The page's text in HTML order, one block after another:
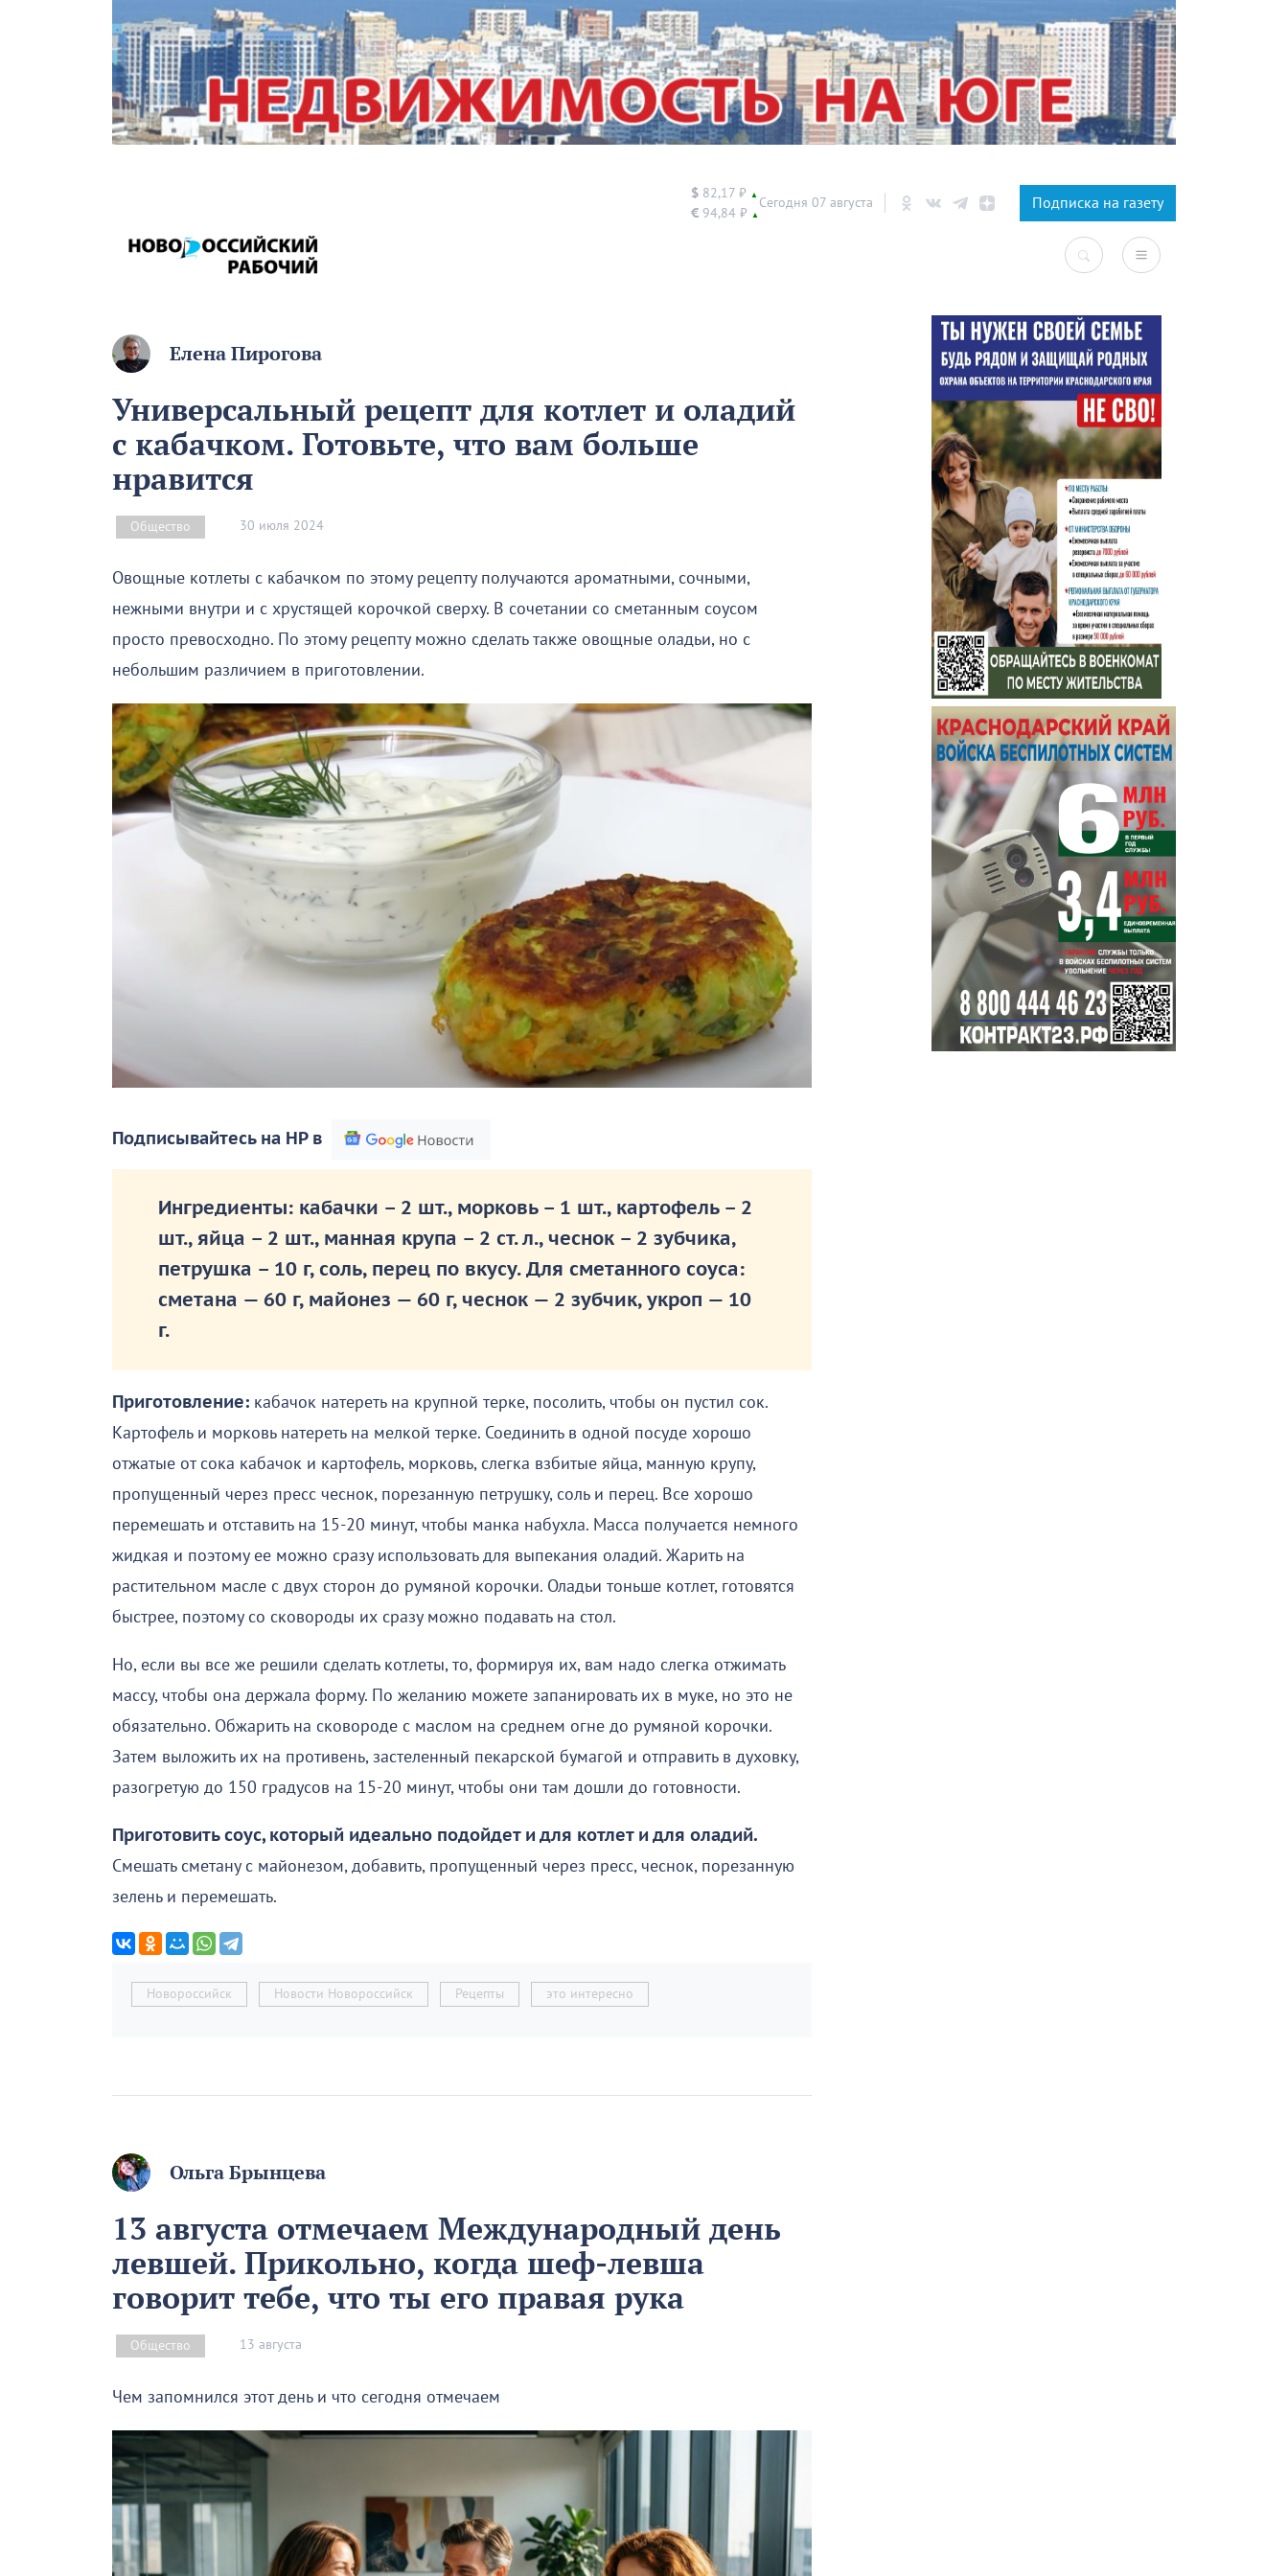
$ 82,17 ₽ ▲
€ 94,84 ₽ ▲
Сегодня 07 августа Подписка на газету
Елена Пирогова
Универсальный рецепт для котлет и оладий
с кабачком. Готовьте, что вам больше
нравится
Общество 30 июля 2024
Овощные котлеты с кабачком по этому рецепту получаются ароматными, сочными,
нежными внутри и с хрустящей корочкой сверху. В сочетании со сметанным соусом
просто превосходно. По этому рецепту можно сделать также овощные оладьи, но с
небольшим различием в приготовлении.
Подписывайтесь на НР в
Ингредиенты: кабачки – 2 шт., морковь – 1 шт., картофель – 2
шт., яйца – 2 шт., манная крупа – 2 ст. л., чеснок – 2 зубчика,
петрушка – 10 г, соль, перец по вкусу. Для сметанного соуса:
сметана — 60 г, майонез — 60 г, чеснок — 2 зубчик, укроп — 10
г.
Приготовление: кабачок натереть на крупной терке, посолить, чтобы он пустил сок.
Картофель и морковь натереть на мелкой терке. Соединить в одной посуде хорошо
отжатые от сока кабачок и картофель, морковь, слегка взбитые яйца, манную крупу,
пропущенный через пресс чеснок, порезанную петрушку, соль и перец. Все хорошо
перемешать и отставить на 15-20 минут, чтобы манка набухла. Масса получается немного
жидкая и поэтому ее можно сразу использовать для выпекания оладий. Жарить на
растительном масле с двух сторон до румяной корочки. Оладьи тоньше котлет, готовятся
быстрее, поэтому со сковороды их сразу можно подавать на стол.
Но, если вы все же решили сделать котлеты, то, формируя их, вам надо слегка отжимать
массу, чтобы она держала форму. По желанию можете запанировать их в муке, но это не
обязательно. Обжарить на сковороде с маслом на среднем огне до румяной корочки.
Затем выложить их на противень, застеленный пекарской бумагой и отправить в духовку,
разогретую до 150 градусов на 15-20 минут, чтобы они там дошли до готовности.
Приготовить соус, который идеально подойдет и для котлет и для оладий.
Смешать сметану с майонезом, добавить, пропущенный через пресс, чеснок, порезанную
зелень и перемешать.
Новороссийск Новости Новороссийск Рецепты это интересно
Ольга Брынцева
13 августа отмечаем Международный день
левшей. Прикольно, когда шеф-левша
говорит тебе, что ты его правая рука
Общество 13 августа
Чем запомнился этот день и что сегодня отмечаем